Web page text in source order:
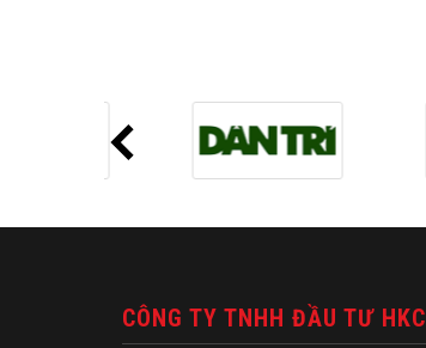
CÔNG TY TNHH ĐẦU TƯ HKC